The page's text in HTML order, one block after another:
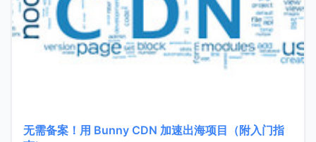
无需备案！用 Bunny CDN 加速出海项目（附入门指